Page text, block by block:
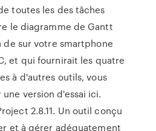
toutes les des tâches
le diagramme de Gantt
sur votre smartphone
et qui fournirait les quatre
à d'autres outils, vous
version d'essai ici.
2.8.11. Un outil conçu
et à gérer adéquatement